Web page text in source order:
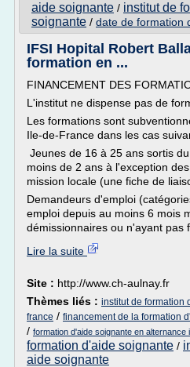
aide soignante / institut de
soignante / date de formation
IFSI Hopital Robert
formation en ...
FINANCEMENT DES
L'institut ne dispense pas de
Les formations sont
Ile-de-France dans les cas
Jeunes de 16 à 25 ans sortis
moins de 2 ans à l'exception
mission locale (une fiche de
Demandeurs d'emploi
emploi depuis au moins 6 mois
démissionnaires ou n'ayant pas
Lire la suite
Site : http://www.ch-aulnay.fr
Thèmes liés : institut de formation
france / financement de la formation
/ formation d'aide soignante en alternance
formation d'aide soignante /
aide soignante